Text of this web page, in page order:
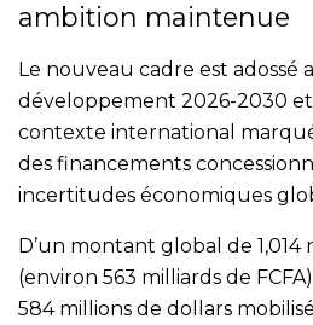
ambition maintenue
Le nouveau cadre est adossé
développement 2026-2030
contexte international
des financements
incertitudes économiques
D’un montant global de
(environ 563 milliards de
584 millions de dollars